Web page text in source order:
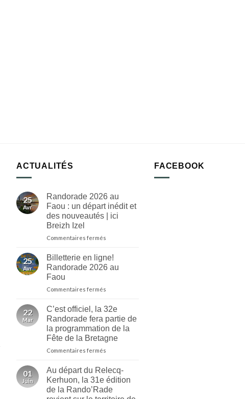
ACTUALITÉS
25
Avr
Randorade 2026 au
Faou : un départ inédit et
des nouveautés | ici
Breizh Izel
Commentaires fermés
2026
au
Faou
inédit
des
nouveautés
|
Izel
25
Avr
Billetterie en ligne!
Randorade 2026 au
Faou
Commentaires fermés
en
ligne!
Randorade
2026
au
22
Mar
C’est officiel, la 32e
Randorade fera partie de
la programmation de la
Fête de la Bretagne
Commentaires fermés
officiel,
la
32e
Randorade
01
Juin
Au départ du Relecq-
Kerhuon, la 31e édition
de la Rando’Rade
FACEBOOK